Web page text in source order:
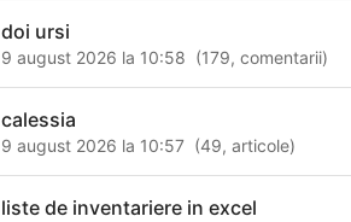
doi ursi
9 august 2026 la 10:58 (179,comentarii)
calessia
9 august 2026 la 10:57 (49,articole)
liste de inventariere in excel